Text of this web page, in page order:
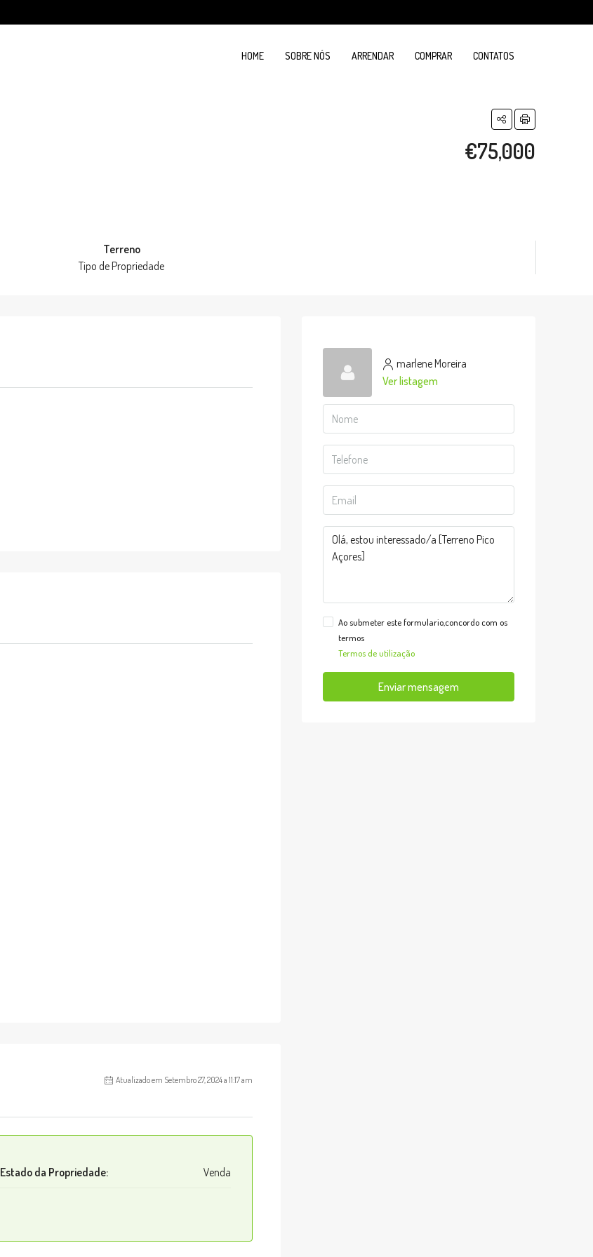
HOME SOBRE NÓS ARRENDAR COMPRAR CONTATOS
€75,000
Terreno
Tipo de Propriedade
Atualizado em Setembro 27, 2024 a 11:17 am
Estado da Propriedade: Venda
marlene Moreira
Ver listagem
Ao submeter este formulario,concordo com os
termos
Termos de utilização
Enviar mensagem